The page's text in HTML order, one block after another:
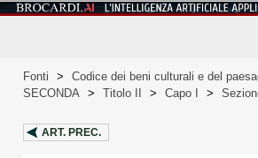
Fonti > Codice dei beni culturali e del
SECONDA > Titolo II > Capo I >
ART. PREC.